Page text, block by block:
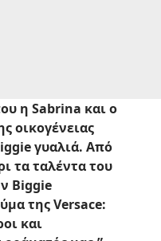
η Sabrina και ο
οικογένειας
γυαλιά. Από
τα ταλέντα του
Biggie
της Versace:
και